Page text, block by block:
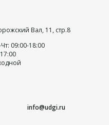
Вал, 11, стр.8
09:00-18:00
info@udgi.ru